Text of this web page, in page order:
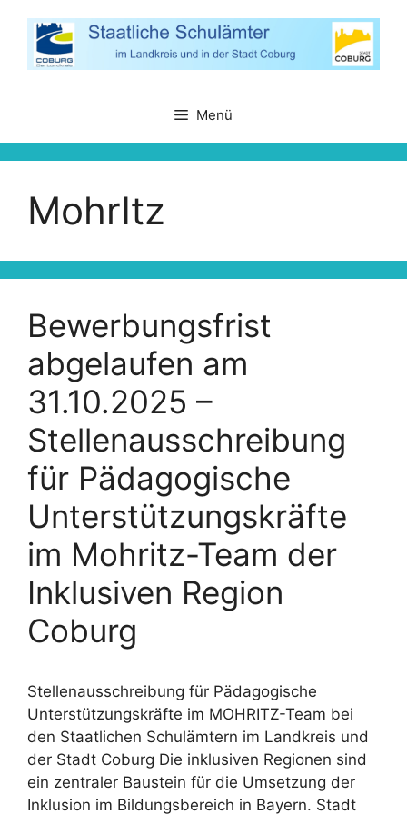
Inhalt
springen
Menü
MohrItz
Bewerbungsfrist
abgelaufen am
31.10.2025 –
Stellenausschreibung
für Pädagogische
Unterstützungskräfte
im Mohritz-Team der
Inklusiven Region
Coburg
Stellenausschreibung für Pädagogische
Unterstützungskräfte im MOHRITZ-Team bei
den Staatlichen Schulämtern im Landkreis und
der Stadt Coburg Die inklusiven Regionen sind
ein zentraler Baustein für die Umsetzung der
Inklusion im Bildungsbereich in Bayern. Stadt